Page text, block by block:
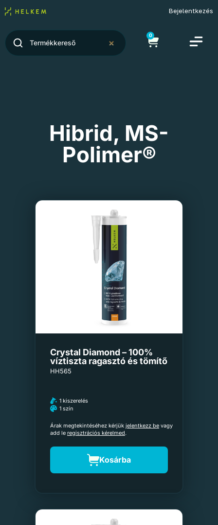
Bejelentkezés
0
Hibrid, MS-
Polimer®
Crystal Diamond – 100%
víztiszta ragasztó és tömítő
HH565
1 kiszerelés
1 szín
Árak megtekintéséhez kérjük jelentkezz be vagy
add le regisztrációs kérelmed.
Kosárba